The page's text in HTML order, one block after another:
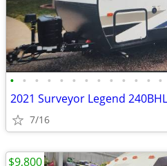
• • • • • • • • • • • • •
2021 Surveyor Legend
7/16
$9,800